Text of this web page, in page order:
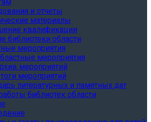
и отчеты
материалы
квалификации
библиотеки области
мероприятия
мероприятия
мероприятий
мероприятий
литературных и памятных дат
библиотек области